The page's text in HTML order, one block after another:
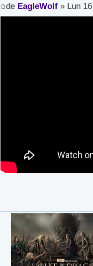
de EagleWolf» Lun 16